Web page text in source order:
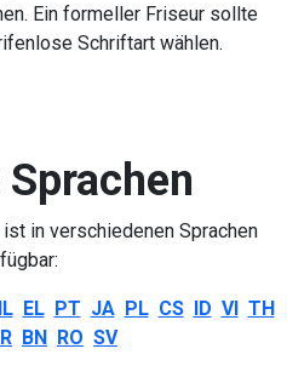
Ein formeller Friseur sollte
Schriftart wählen.
in verschiedenen Sprachen
EL PT JA PL CS ID VI TH
BN RO SV